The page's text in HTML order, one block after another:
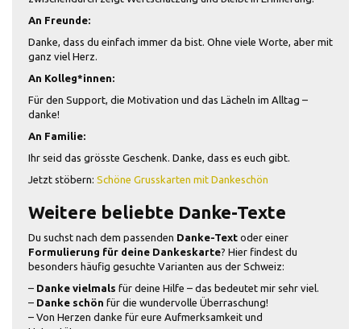
An Freunde:
Danke, dass du einfach immer da bist. Ohne viele Worte, aber mit
ganz viel Herz.
An Kolleg*innen:
Für den Support, die Motivation und das Lächeln im Alltag –
danke!
An Familie:
Ihr seid das grösste Geschenk. Danke, dass es euch gibt.
Jetzt stöbern: Schöne Grusskarten mit Dankeschön
Weitere beliebte Danke-Texte
Du suchst nach dem passenden Danke-Text oder einer
Formulierung für deine Dankeskarte? Hier findest du
besonders häufig gesuchte Varianten aus der Schweiz:
– Danke vielmals für deine Hilfe – das bedeutet mir sehr viel.
– Danke schön für die wundervolle Überraschung!
– Von Herzen danke für eure Aufmerksamkeit und